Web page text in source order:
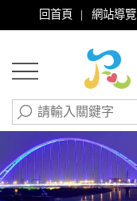
回首頁 | 網站導覽